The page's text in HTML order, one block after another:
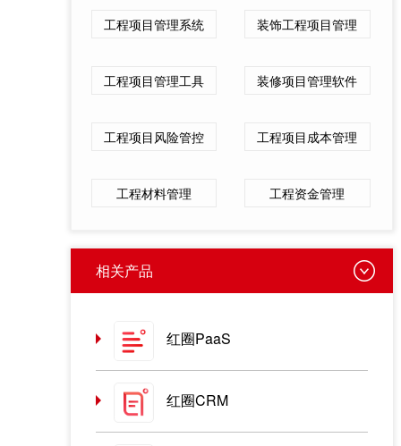
工程项目管理系统 装饰工程项目管理
工程项目管理工具 装修项目管理软件
工程项目风险管控 工程项目成本管理
工程材料管理 工程资金管理
相关产品
红圈PaaS
红圈CRM